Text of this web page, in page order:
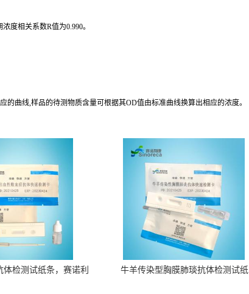
度相关系数R值为0.990。
曲线,样品的待测物质含量可根据其OD值由标准曲线换算出相应的浓度。
检测试纸条，赛诺利
牛羊传染型胸膜肺琰抗体检测试纸